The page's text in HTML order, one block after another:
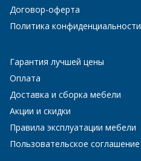
Договор-оферта
Политика конфиденциальности
Гарантия лучшей цены
Оплата
Доставка и сборка мебели
Акции и скидки
Правила эксплуатации мебели
Пользовательское соглашение